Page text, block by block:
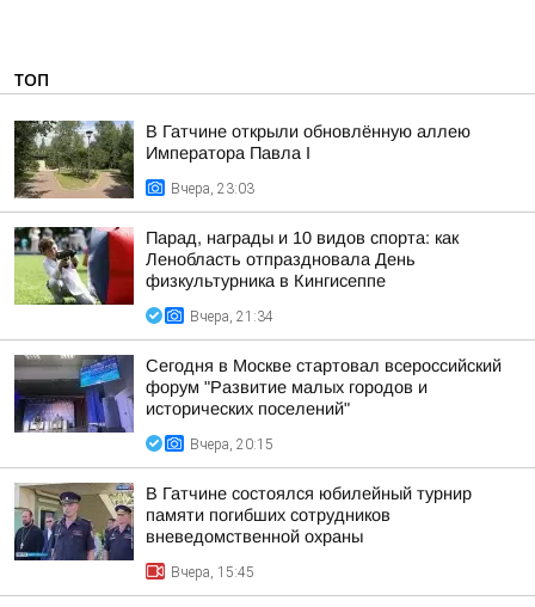
ТОП
В Гатчине открыли обновлённую аллею
Императора Павла I
Вчера, 23:03
Парад, награды и 10 видов спорта: как
Ленобласть отпраздновала День
физкультурника в Кингисеппе
Вчера, 21:34
Сегодня в Москве стартовал всероссийский
форум "Развитие малых городов и
исторических поселений"
Вчера, 20:15
В Гатчине состоялся юбилейный турнир
памяти погибших сотрудников
вневедомственной охраны
Вчера, 15:45